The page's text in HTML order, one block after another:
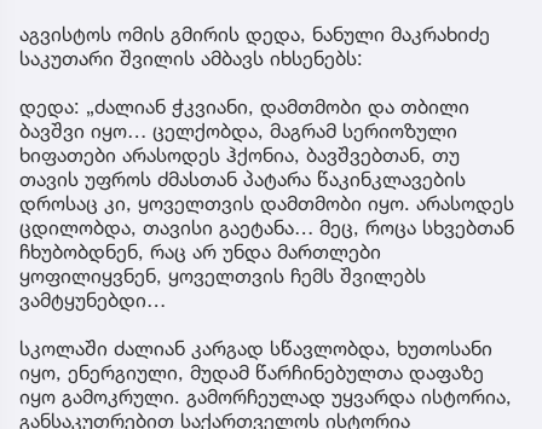
აგვისტოს ომის გმირის დედა, ნანული მაკრახიძე
საკუთარი შვილის ამბავს იხსენებს:
დედა: „ძალიან ჭკვიანი, დამთმობი და თბილი
ბავშვი იყო… ცელქობდა, მაგრამ სერიოზული
ხიფათები არასოდეს ჰქონია, ბავშვებთან, თუ
თავის უფროს ძმასთან პატარა წაკინკლავების
დროსაც კი, ყოველთვის დამთმობი იყო. არასოდეს
ცდილობდა, თავისი გაეტანა… მეც, როცა სხვებთან
ჩხუბობდნენ, რაც არ უნდა მართლები
ყოფილიყვნენ, ყოველთვის ჩემს შვილებს
ვამტყუნებდი…
სკოლაში ძალიან კარგად სწავლობდა, ხუთოსანი
იყო, ენერგიული, მუდამ წარჩინებულთა დაფაზე
იყო გამოკრული. გამორჩეულად უყვარდა ისტორია,
განსაკუთრებით საქართველოს ისტორია